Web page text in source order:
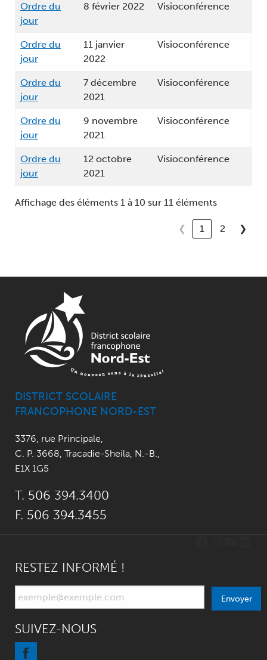
Ordre du
jour
8 février 2022 Visioconférence
Ordre du
jour
11 janvier
2022
Visioconférence
Ordre du
jour
7 décembre
2021
Visioconférence
Ordre du
jour
9 novembre
2021
Visioconférence
Ordre du
jour
12 octobre
2021
Visioconférence
Affichage des éléments 1 à 10 sur 11 éléments
❮ 1 2 ❯
DISTRICT SCOLAIRE
FRANCOPHONE NORD-EST
3376, rue Principale,
C. P. 3668, Tracadie-Sheila, N.-B.,
E1X 1G5
T. 506 394.3400
F. 506 394.3455
RESTEZ INFORMÉ !
Envoyer
SUIVEZ-NOUS